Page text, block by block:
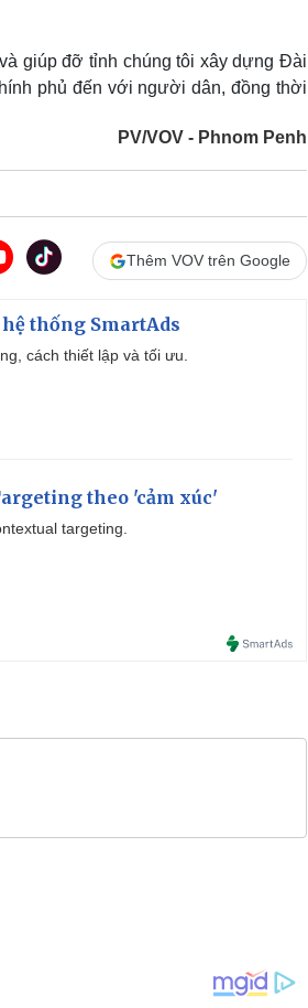
giúp đỡ tỉnh chúng tôi xây dựng Đài
phủ đến với người dân, đồng thời
PV/VOV - Phnom Penh
Thêm VOV trên Google
thống SmartAds
cách thiết lập và tối ưu.
theo 'cảm xúc'
targeting.